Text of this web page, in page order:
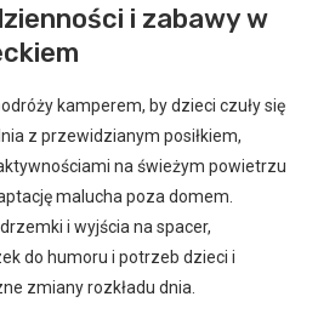
i zabawy w
kamperem, by dzieci czuły się
z przewidzianym posiłkiem,
na świeżym powietrzu
malucha poza domem.
i wyjścia na spacer,
do humoru i potrzeb dzieci i
zmiany rozkładu dnia.